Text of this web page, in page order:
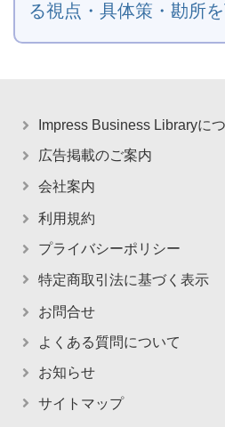
る視点・具体策・勘所
Impress Business Libraryに
広告掲載のご案内
会社案内
利用規約
プライバシーポリシー
特定商取引法に基づく表示
お問合せ
よくある質問について
お知らせ
サイトマップ